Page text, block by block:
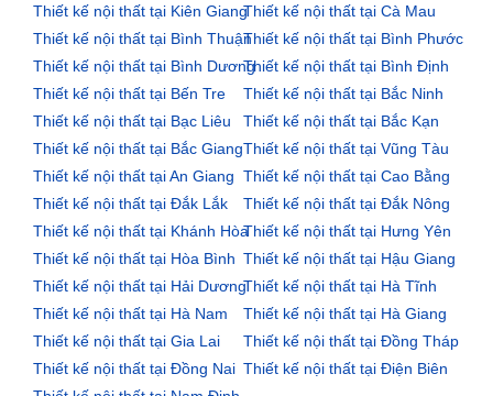
Thiết kế nội thất tại Kiên GiangThiết kế nội thất tại Cà Mau
Thiết kế nội thất tại Bình ThuậnThiết kế nội thất tại Bình Phước
Thiết kế nội thất tại Bình DươngThiết kế nội thất tại Bình Định
Thiết kế nội thất tại Bến Tre
Thiết kế nội thất tại Bắc Ninh
Thiết kế nội thất tại Bạc Liêu
Thiết kế nội thất tại Bắc Kạn
Thiết kế nội thất tại Bắc GiangThiết kế nội thất tại Vũng Tàu
Thiết kế nội thất tại An Giang Thiết kế nội thất tại Cao Bằng
Thiết kế nội thất tại Đắk Lắk
Thiết kế nội thất tại Đắk Nông
Thiết kế nội thất tại Khánh HòaThiết kế nội thất tại Hưng Yên
Thiết kế nội thất tại Hòa Bình Thiết kế nội thất tại Hậu Giang
Thiết kế nội thất tại Hải DươngThiết kế nội thất tại Hà Tĩnh
Thiết kế nội thất tại Hà Nam
Thiết kế nội thất tại Hà Giang
Thiết kế nội thất tại Gia Lai
Thiết kế nội thất tại Đồng Tháp
Thiết kế nội thất tại Đồng Nai Thiết kế nội thất tại Điện Biên